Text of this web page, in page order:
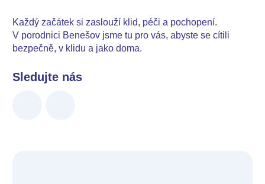
Každý začátek si zaslouží klid, péči a pochopení.
V porodnici Benešov jsme tu pro vás, abyste se cítili
bezpečně, v klidu a jako doma.
Sledujte nás